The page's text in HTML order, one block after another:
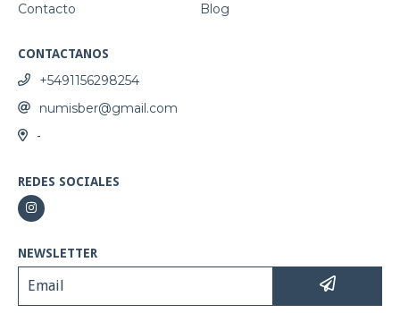
Contacto Blog
CONTACTANOS
+5491156298254
numisber@gmail.com
-
REDES SOCIALES
NEWSLETTER